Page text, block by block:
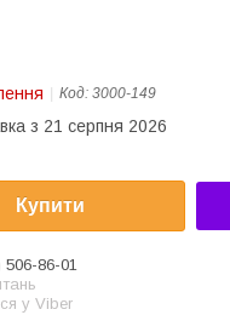
Код: 3000-149
з 21 серпня 2026
Купити
506-86-01
у Viber